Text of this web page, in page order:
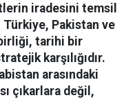
iradesini temsil
Pakistan ve
tarihi bir
karşılığıdır.
arasındaki
çıkarlara değil,